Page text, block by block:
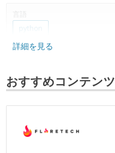
言語
python
データベース
プロジェクト管理
github
情報共有ツール
詳細を見る
おすすめコンテンツ